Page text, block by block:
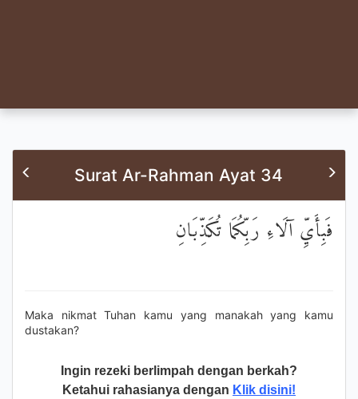
Surat Ar-Rahman Ayat 34
فَبِأَيِّ آلَاءِ رَبِّكُمَا تُكَذِّبَانِ
Maka nikmat Tuhan kamu yang manakah yang kamu
dustakan?
Ingin rezeki berlimpah dengan berkah?
Ketahui rahasianya dengan Klik disini!